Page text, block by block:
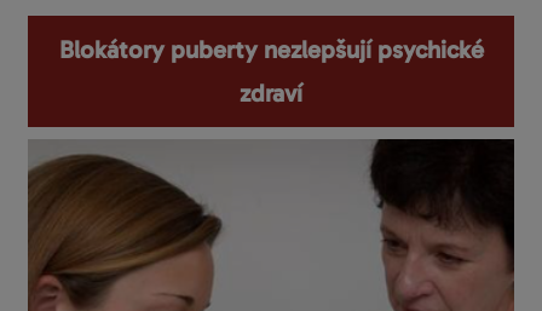
Blokátory puberty nezlepšují psychické
zdraví